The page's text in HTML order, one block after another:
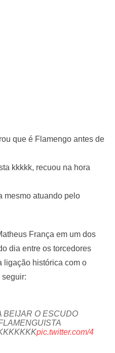
que é Flamengo antes de
kkkkk, recuou na hora
mesmo atuando pelo
França em um dos
dia entre os torcedores
ligação histórica com o
seguir:
BEIJAR O ESCUDO
pic.twitter.com/4